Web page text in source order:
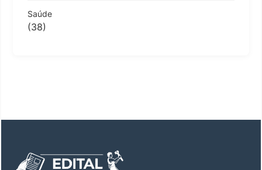
Saúde
(38)